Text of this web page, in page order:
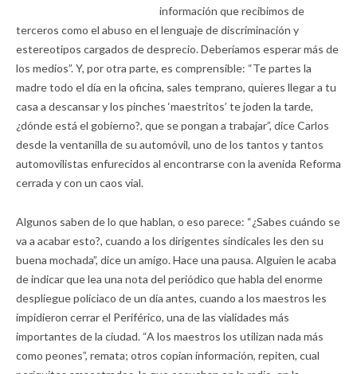
información que recibimos de
terceros como el abuso en el lenguaje de discriminación y
estereotipos cargados de desprecio. Deberíamos esperar más de
los medios”. Y, por otra parte, es comprensible: “Te partes la
madre todo el día en la oficina, sales temprano, quieres llegar a tu
casa a descansar y los pinches ‘maestritos’ te joden la tarde,
¿dónde está el gobierno?, que se pongan a trabajar”, dice Carlos
desde la ventanilla de su automóvil, uno de los tantos y tantos
automovilistas enfurecidos al encontrarse con la avenida Reforma
cerrada y con un caos vial.
Algunos saben de lo que hablan, o eso parece: “¿Sabes cuándo se
va a acabar esto?, cuando a los dirigentes sindicales les den su
buena mochada”, dice un amigo. Hace una pausa. Alguien le acaba
de indicar que lea una nota del periódico que habla del enorme
despliegue policiaco de un día antes, cuando a los maestros les
impidieron cerrar el Periférico, una de las vialidades más
importantes de la ciudad. “A los maestros los utilizan nada más
como peones”, remata; otros copian información, repiten, cual